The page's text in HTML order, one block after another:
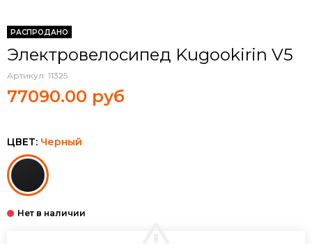
РАСПРОДАНО
Электровелосипед Kugookirin V5
Артикул: 11325
77090.00 руб
ЦВЕТ: Черный